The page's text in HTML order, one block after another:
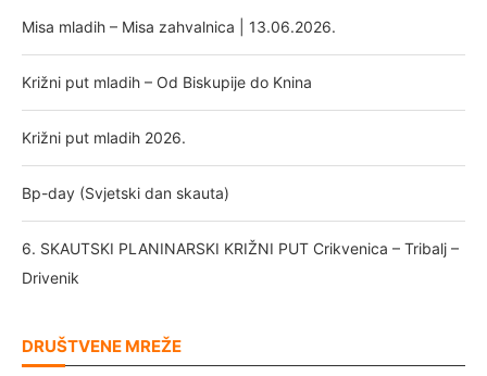
Misa mladih – Misa zahvalnica | 13.06.2026.
Križni put mladih – Od Biskupije do Knina
Križni put mladih 2026.
Bp-day (Svjetski dan skauta)
6. SKAUTSKI PLANINARSKI KRIŽNI PUT Crikvenica – Tribalj –
Drivenik
DRUŠTVENE MREŽE